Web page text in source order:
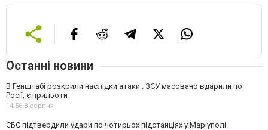
Останні новини
В Генштабі розкрили наслідки атаки . ЗСУ масовано вдарили по
Росії, є прильоти
14:56,8 серпня
СБС підтвердили удари по чотирьох підстанціях у Маріуполі